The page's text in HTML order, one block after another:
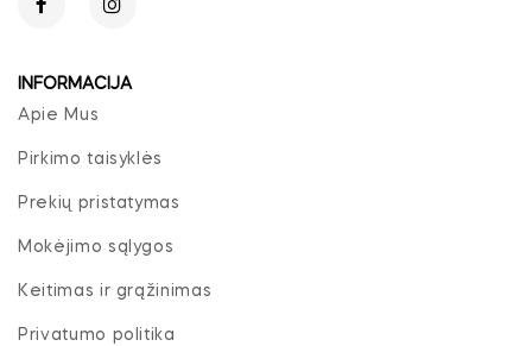
INFORMACIJA
Apie Mus
Pirkimo taisyklės
Prekių pristatymas
Mokėjimo sąlygos
Keitimas ir grąžinimas
Privatumo politika